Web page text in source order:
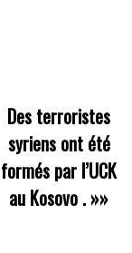
Des terroristes
syriens ont été
formés par l’UCK
au Kosovo . »»